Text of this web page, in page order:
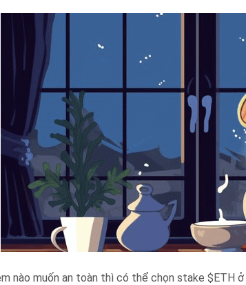
nào muốn an toàn thì có thể chọn stake $ETH